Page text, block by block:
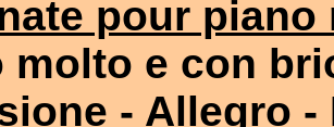
pour piano
molto e con
- Allegro -